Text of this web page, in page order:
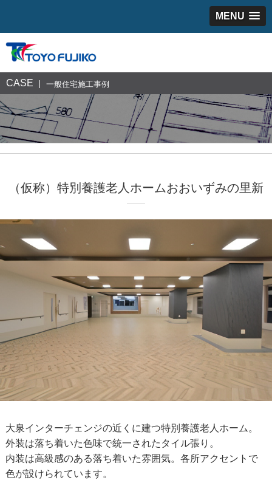
MENU
CASE 一般住宅施工事例
（仮称）特別養護老人ホームおおいずみの里新
大泉インターチェンジの近くに建つ特別養護老人ホーム。
外装は落ち着いた色味で統一されたタイル張り。
内装は高級感のある落ち着いた雰囲気。各所アクセントで
色が設けられています。